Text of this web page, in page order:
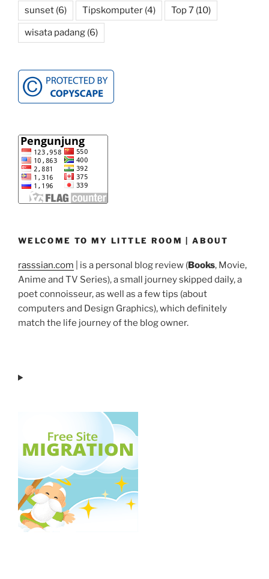
sunset (6) Tipskomputer (4) Top 7 (10)
wisata padang (6)
WELCOME TO MY LITTLE ROOM | ABOUT
rasssian.com | is a personal blog review (Books, Movie,
Anime and TV Series), a small journey skipped daily, a
poet connoisseur, as well as a few tips (about
computers and Design Graphics), which definitely
match the life journey of the blog owner.